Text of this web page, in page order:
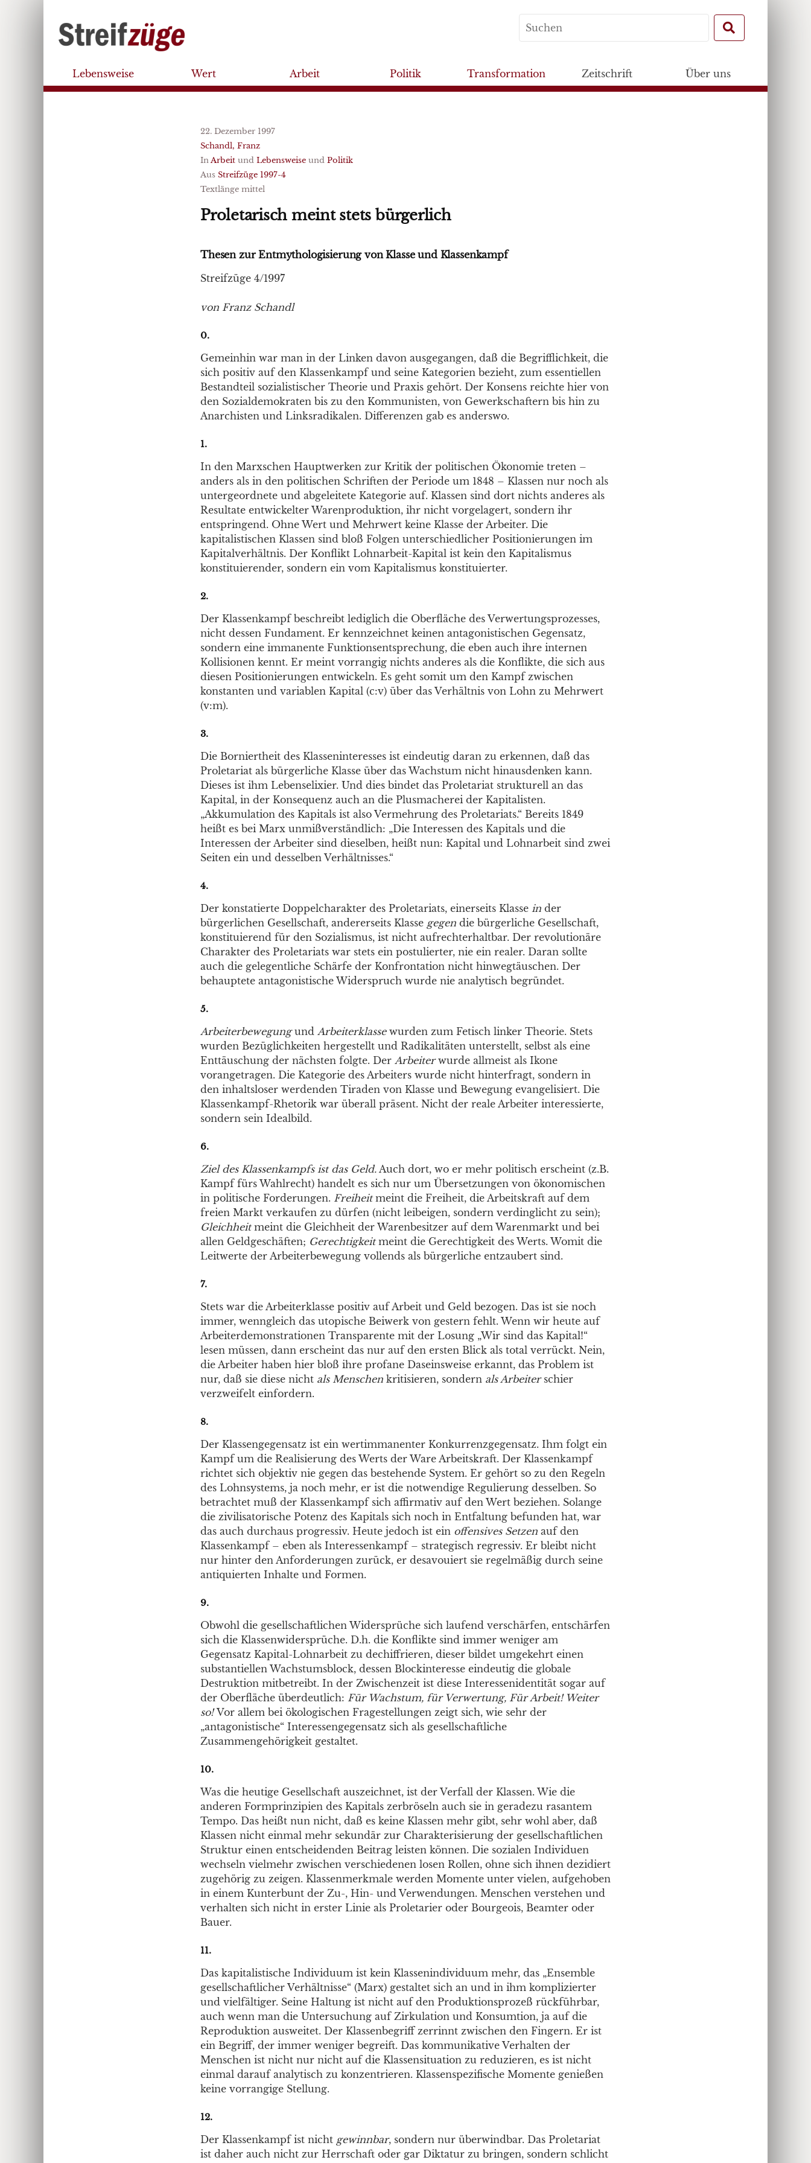
Lebensweise Wert Arbeit Politik Transformation Zeitschrift Über uns
22. Dezember 1997
Schandl, Franz
In Arbeit und Lebensweise und Politik
Aus Streifzüge 1997-4
Textlänge mittel
Proletarisch meint stets bürgerlich
Thesen zur Entmythologisierung von Klasse und Klassenkampf
Streifzüge 4/1997
von Franz Schandl
0.
Gemeinhin war man in der Linken davon ausgegangen, daß die Begrifflichkeit, die
sich positiv auf den Klassenkampf und seine Kategorien bezieht, zum essentiellen
Bestandteil sozialistischer Theorie und Praxis gehört. Der Konsens reichte hier von
den Sozialdemokraten bis zu den Kommunisten, von Gewerkschaftern bis hin zu
Anarchisten und Linksradikalen. Differenzen gab es anderswo.
1.
In den Marxschen Hauptwerken zur Kritik der politischen Ökonomie treten –
anders als in den politischen Schriften der Periode um 1848 – Klassen nur noch als
untergeordnete und abgeleitete Kategorie auf. Klassen sind dort nichts anderes als
Resultate entwickelter Warenproduktion, ihr nicht vorgelagert, sondern ihr
entspringend. Ohne Wert und Mehrwert keine Klasse der Arbeiter. Die
kapitalistischen Klassen sind bloß Folgen unterschiedlicher Positionierungen im
Kapitalverhältnis. Der Konflikt Lohnarbeit-Kapital ist kein den Kapitalismus
konstituierender, sondern ein vom Kapitalismus konstituierter.
2.
Der Klassenkampf beschreibt lediglich die Oberfläche des Verwertungsprozesses,
nicht dessen Fundament. Er kennzeichnet keinen antagonistischen Gegensatz,
sondern eine immanente Funktionsentsprechung, die eben auch ihre internen
Kollisionen kennt. Er meint vorrangig nichts anderes als die Konflikte, die sich aus
diesen Positionierungen entwickeln. Es geht somit um den Kampf zwischen
konstanten und variablen Kapital (c:v) über das Verhältnis von Lohn zu Mehrwert
(v:m).
3.
Die Borniertheit des Klasseninteresses ist eindeutig daran zu erkennen, daß das
Proletariat als bürgerliche Klasse über das Wachstum nicht hinausdenken kann.
Dieses ist ihm Lebenselixier. Und dies bindet das Proletariat strukturell an das
Kapital, in der Konsequenz auch an die Plusmacherei der Kapitalisten.
„Akkumulation des Kapitals ist also Vermehrung des Proletariats.“ Bereits 1849
heißt es bei Marx unmißverständlich: „Die Interessen des Kapitals und die
Interessen der Arbeiter sind dieselben, heißt nun: Kapital und Lohnarbeit sind zwei
Seiten ein und desselben Verhältnisses.“
4.
Der konstatierte Doppelcharakter des Proletariats, einerseits Klasse in der
bürgerlichen Gesellschaft, andererseits Klasse gegen die bürgerliche Gesellschaft,
konstituierend für den Sozialismus, ist nicht aufrechterhaltbar. Der revolutionäre
Charakter des Proletariats war stets ein postulierter, nie ein realer. Daran sollte
auch die gelegentliche Schärfe der Konfrontation nicht hinwegtäuschen. Der
behauptete antagonistische Widerspruch wurde nie analytisch begründet.
5.
Arbeiterbewegungund Arbeiterklassewurden zum Fetisch linker Theorie. Stets
wurden Bezüglichkeiten hergestellt und Radikalitäten unterstellt, selbst als eine
Enttäuschung der nächsten folgte. Der Arbeiterwurde allmeist als Ikone
vorangetragen. Die Kategorie des Arbeiters wurde nicht hinterfragt, sondern in
den inhaltsloser werdenden Tiraden von Klasse und Bewegung evangelisiert. Die
Klassenkampf-Rhetorik war überall präsent. Nicht der reale Arbeiter interessierte,
sondern sein Idealbild.
6.
Ziel des Klassenkampfs ist das Geld. Auch dort, wo er mehr politisch erscheint (z.B.
Kampf fürs Wahlrecht) handelt es sich nur um Übersetzungen von ökonomischen
in politische Forderungen. Freiheitmeint die Freiheit, die Arbeitskraft auf dem
freien Markt verkaufen zu dürfen (nicht leibeigen, sondern verdinglicht zu sein);
Gleichheitmeint die Gleichheit der Warenbesitzer auf dem Warenmarkt und bei
allen Geldgeschäften; Gerechtigkeitmeint die Gerechtigkeit des Werts. Womit die
Leitwerte der Arbeiterbewegung vollends als bürgerliche entzaubert sind.
7.
Stets war die Arbeiterklasse positiv auf Arbeit und Geld bezogen. Das ist sie noch
immer, wenngleich das utopische Beiwerk von gestern fehlt. Wenn wir heute auf
Arbeiterdemonstrationen Transparente mit der Losung „Wir sind das Kapital!“
lesen müssen, dann erscheint das nur auf den ersten Blick als total verrückt. Nein,
die Arbeiter haben hier bloß ihre profane Daseinsweise erkannt, das Problem ist
nur, daß sie diese nicht als Menschen kritisieren, sondern als Arbeiterschier
verzweifelt einfordern.
8.
Der Klassengegensatz ist ein wertimmanenter Konkurrenzgegensatz. Ihm folgt ein
Kampf um die Realisierung des Werts der Ware Arbeitskraft. Der Klassenkampf
richtet sich objektiv nie gegen das bestehende System. Er gehört so zu den Regeln
des Lohnsystems, ja noch mehr, er ist die notwendige Regulierung desselben. So
betrachtet muß der Klassenkampf sich affirmativ auf den Wert beziehen. Solange
die zivilisatorische Potenz des Kapitals sich noch in Entfaltung befunden hat, war
das auch durchaus progressiv. Heute jedoch ist ein offensives Setzen auf den
Klassenkampf – eben als Interessenkampf – strategisch regressiv. Er bleibt nicht
nur hinter den Anforderungen zurück, er desavouiert sie regelmäßig durch seine
antiquierten Inhalte und Formen.
9.
Obwohl die gesellschaftlichen Widersprüche sich laufend verschärfen, entschärfen
sich die Klassenwidersprüche. D.h. die Konflikte sind immer weniger am
Gegensatz Kapital-Lohnarbeit zu dechiffrieren, dieser bildet umgekehrt einen
substantiellen Wachstumsblock, dessen Blockinteresse eindeutig die globale
Destruktion mitbetreibt. In der Zwischenzeit ist diese Interessenidentität sogar auf
der Oberfläche überdeutlich: Für Wachstum, für Verwertung, Für Arbeit! Weiter
so!Vor allem bei ökologischen Fragestellungen zeigt sich, wie sehr der
„antagonistische“ Interessengegensatz sich als gesellschaftliche
Zusammengehörigkeit gestaltet.
10.
Was die heutige Gesellschaft auszeichnet, ist der Verfall der Klassen. Wie die
anderen Formprinzipien des Kapitals zerbröseln auch sie in geradezu rasantem
Tempo. Das heißt nun nicht, daß es keine Klassen mehr gibt, sehr wohl aber, daß
Klassen nicht einmal mehr sekundär zur Charakterisierung der gesellschaftlichen
Struktur einen entscheidenden Beitrag leisten können. Die sozialen Individuen
wechseln vielmehr zwischen verschiedenen losen Rollen, ohne sich ihnen dezidiert
zugehörig zu zeigen. Klassenmerkmale werden Momente unter vielen, aufgehoben
in einem Kunterbunt der Zu-, Hin- und Verwendungen. Menschen verstehen und
verhalten sich nicht in erster Linie als Proletarier oder Bourgeois, Beamter oder
Bauer.
11.
Das kapitalistische Individuum ist kein Klassenindividuum mehr, das „Ensemble
gesellschaftlicher Verhältnisse“ (Marx) gestaltet sich an und in ihm komplizierter
und vielfältiger. Seine Haltung ist nicht auf den Produktionsprozeß rückführbar,
auch wenn man die Untersuchung auf Zirkulation und Konsumtion, ja auf die
Reproduktion ausweitet. Der Klassenbegriff zerrinnt zwischen den Fingern. Er ist
ein Begriff, der immer weniger begreift. Das kommunikative Verhalten der
Menschen ist nicht nur nicht auf die Klassensituation zu reduzieren, es ist nicht
einmal darauf analytisch zu konzentrieren. Klassenspezifische Momente genießen
keine vorrangige Stellung.
12.
Der Klassenkampf ist nicht gewinnbar, sondern nur überwindbar. Das Proletariat
ist daher auch nicht zur Herrschaft oder gar Diktatur zu bringen, sondern schlicht